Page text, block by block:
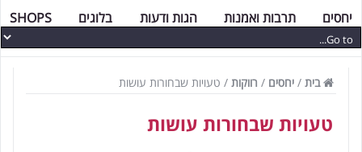
יחסים תרבות ואמנות הגות ודעות בלוגים SHOPS
בית / יחסים / רווקות / טעויות שבחורות עושות
טעויות שבחורות עושות